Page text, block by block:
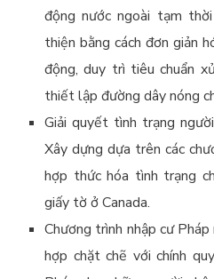
động nước ngoài tạm
thiện bằng cách đơn giản
động, duy trì tiêu chuẩn
thiết lập đường dây nóng
Giải quyết tình trạng
Xây dựng dựa trên các
hợp thức hóa tình trạng
giấy tờ ở Canada.
Chương trình nhập cư
hợp chặt chẽ với chính